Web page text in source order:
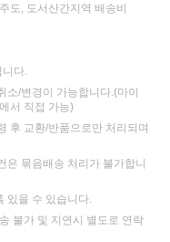
도, 도서산간지역 배송비
다.
소/변경이 가능합니다.(마이
서 직접 가능)
후 교환/반품으로만 처리되며
은 묶음배송 처리가 불가합니
있을 수 있습니다.
불가 및 지연시 별도로 연락